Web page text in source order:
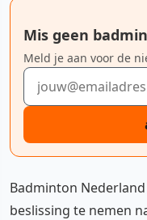
Mis geen
Meld je aan voor de
E-mailadres
Badminton
beslissing te nemen